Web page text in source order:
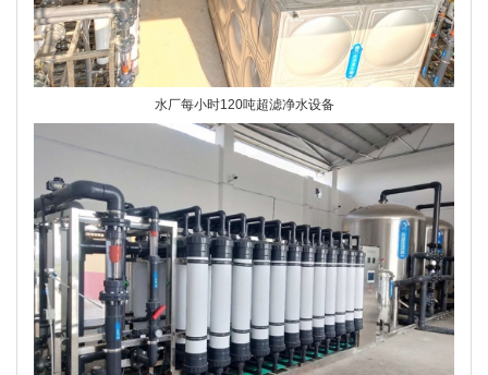
水厂每小时120吨超滤净水设备